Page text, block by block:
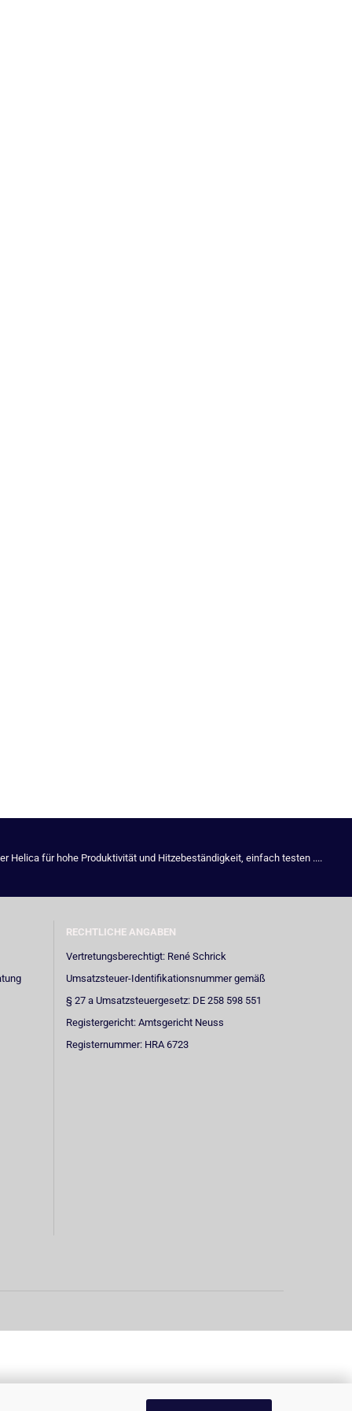
Helica für hohe Produktivität und Hitzebeständigkeit, einfach testen ....
RECHTLICHE ANGABEN
Vertretungsberechtigt: René Schrick
Umsatzsteuer-Identifikationsnummer gemäß
§ 27 a Umsatzsteuergesetz: DE 258 598 551
Registergericht: Amtsgericht Neuss
Registernummer: HRA 6723